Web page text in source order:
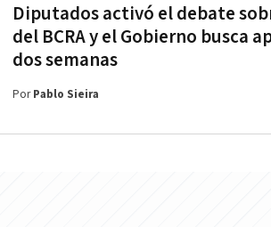
Diputados activó el debate
del BCRA y el Gobierno busca
dos semanas
PorPablo Sieira